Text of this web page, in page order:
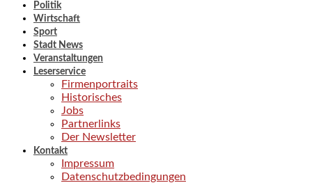
Politik
Wirtschaft
Sport
Stadt News
Veranstaltungen
Leserservice
Firmenportraits
Historisches
Jobs
Partnerlinks
Der Newsletter
Kontakt
Impressum
Datenschutzbedingungen